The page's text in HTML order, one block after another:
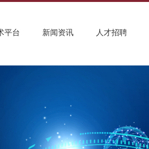
平台 新闻资讯 人才招聘